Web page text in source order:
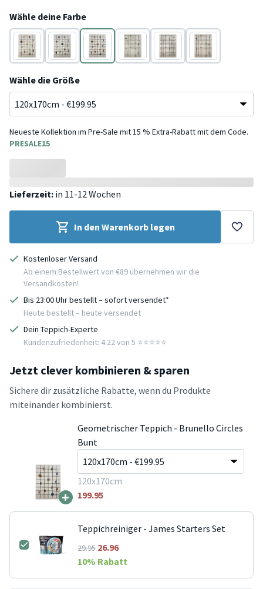
Wähle deine Farbe
Gelb Grün Bunt Grün Bunt
Terracotta
Wähle die Größe
Neueste Kollektion im Pre-Sale mit 15 % Extra-Rabatt mit dem Code.
PRESALE15
Lieferzeit: in 11-12 Wochen
In den Warenkorb legen
Kostenloser Versand
Ab einem Bestellwert von €89 übernehmen wir die
Versandkosten!
Bis 23:00 Uhr bestellt – sofort versendet*
Heute bestellt – heute versendet
Dein Teppich-Experte
Kundenzufriedenheit: 4.22 von 5 ⭐️⭐️⭐️⭐️⭐️
Jetzt clever kombinieren & sparen
Sichere dir zusätzliche Rabatte, wenn du Produkte
miteinander kombinierst.
+
Geometrischer Teppich - Brunello Circles
Bunt
120x170cm
199.95
Teppichreiniger - James Starters Set
29.9526.96
10% Rabatt